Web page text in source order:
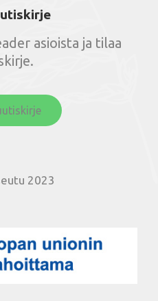
asioista ja tilaa
2023